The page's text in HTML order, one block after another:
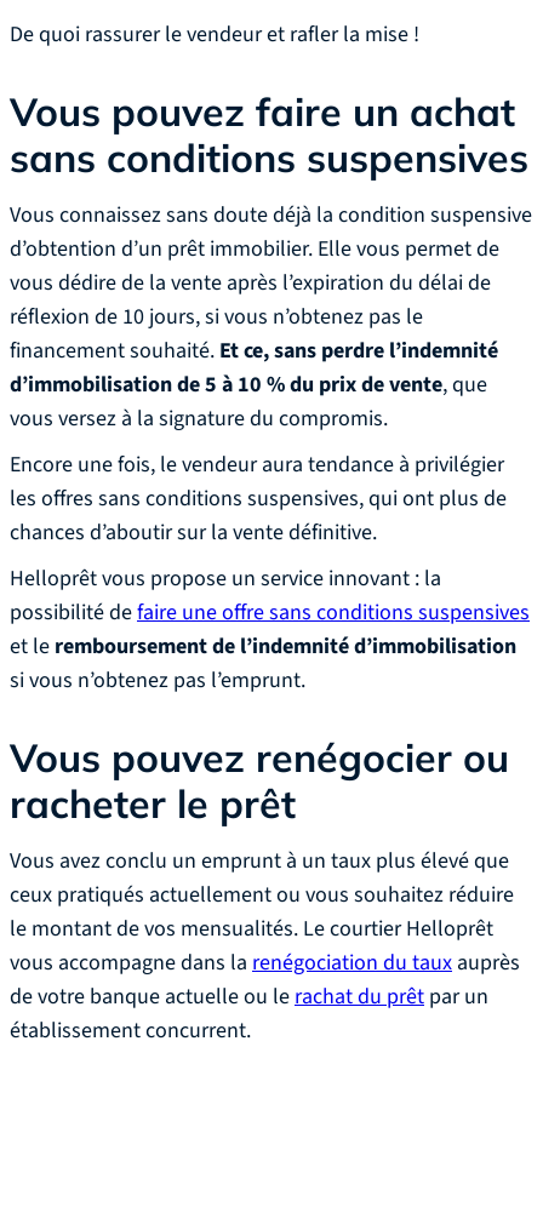
De quoi rassurer le vendeur et rafler la mise !
Vous pouvez faire un achat
sans conditions suspensives
Vous connaissez sans doute déjà la condition suspensive
d’obtention d’un prêt immobilier. Elle vous permet de
vous dédire de la vente après l’expiration du délai de
réflexion de 10 jours, si vous n’obtenez pas le
financement souhaité. Et ce, sans perdre l’indemnité
d’immobilisation de 5 à 10 % du prix de vente, que
vous versez à la signature du compromis.
Encore une fois, le vendeur aura tendance à privilégier
les offres sans conditions suspensives, qui ont plus de
chances d’aboutir sur la vente définitive.
Helloprêt vous propose un service innovant : la
possibilité defaire une offre sans conditions suspensives
et le remboursement de l’indemnité d’immobilisation
si vous n’obtenez pas l’emprunt.
Vous pouvez renégocier ou
racheter le prêt
Vous avez conclu un emprunt à un taux plus élevé que
ceux pratiqués actuellement ou vous souhaitez réduire
le montant de vos mensualités. Le courtier Helloprêt
vous accompagne dans la renégociation du taux auprès
de votre banque actuelle ou lerachat du prêt par un
établissement concurrent.